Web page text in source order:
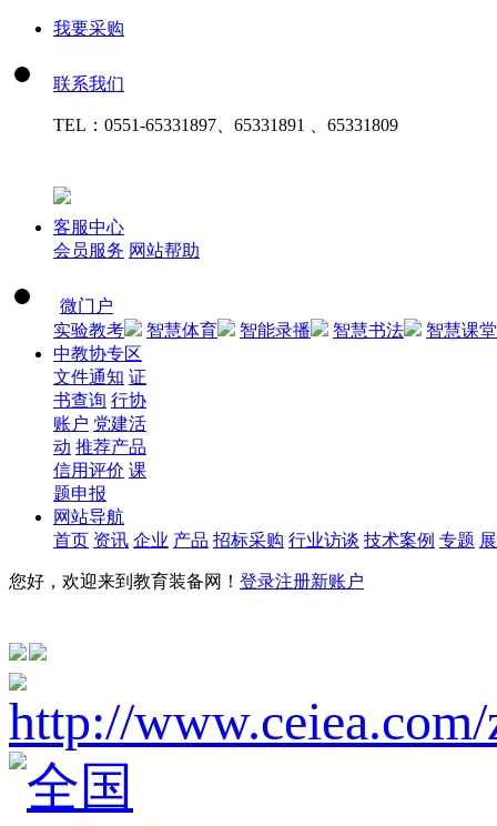
我要采购
联系我们
TEL： 0551-65331897、65331891 、65331809
客服中心
会员服务 网站帮助
微门户
实验教考
智慧体育 智能录播 智慧书法
智慧课堂
中教协专区
文件通知 证
书查询 行协
账户 党建活
动 推荐产品
信用评价 课
题申报
网站导航
首页 资讯 企业 产品 招标采购 行业访谈 技术案例 专题
您好，欢迎来到教育装备网！ 登录注册新账户